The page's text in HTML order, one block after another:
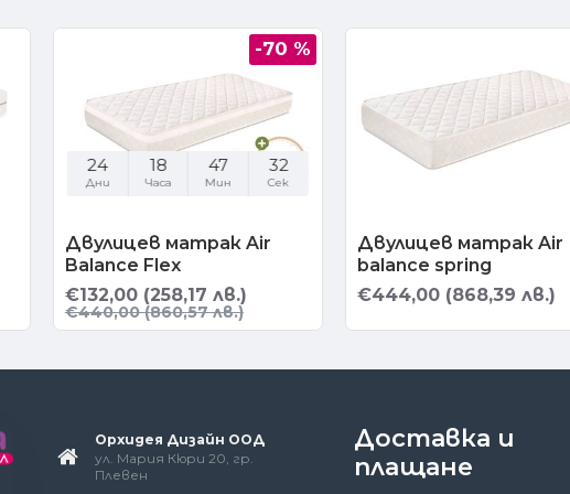
-70 %
24
Дни
18
Часа
47
Мин
31
Сек
Двулицев матрак Air
Balance Flex
€132,00 (258,17 лв.)
€440,00 (860,57 лв.)
Двулицев матрак Air
balance spring
€444,00 (868,39 лв.)
Орхидея Дизайн ООД
ул. Мария Кюри 20, гр.
Плевен
Доставка и
плащане